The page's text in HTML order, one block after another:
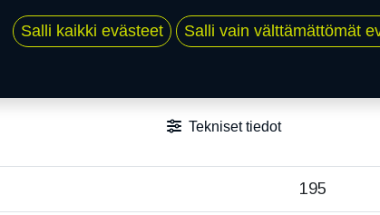
Tekniset tiedot
195
Salli kaikki evästeet Salli vain välttämättömät